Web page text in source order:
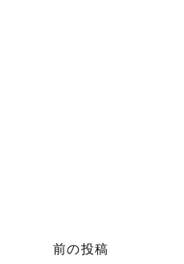
前の投稿